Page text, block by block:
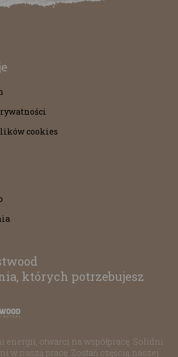
cookies
których potrzebujesz
energii, otwarci na współpracę. Solidni
w naszą pracę. Zostań częścią naszej